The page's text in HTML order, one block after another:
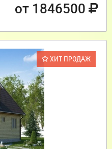
от 1846500
ХИТ ПРОДАЖ